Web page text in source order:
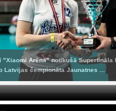
"Xiaomi Arēnā" notikušā Superfināla
Latvijas čempionāta Jaunatnes ...